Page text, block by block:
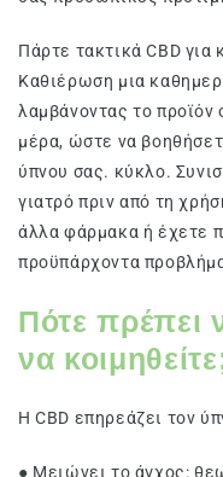
Πάρτε τακτικά CBD
Καθιέρωση μια
λαμβάνοντας το προϊόν
μέρα, ώστε να
ύπνου σας. κύκλο.
γιατρό πριν από τη
άλλα φάρμακα ή έχετε
προϋπάρχοντα
Πότε πρέπει
να
Η CBD επηρεάζει τον
● Μειώνει το άγχος: